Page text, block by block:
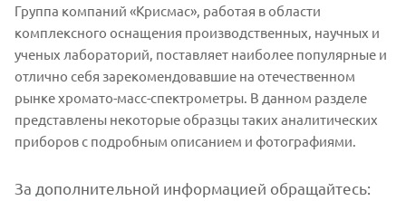
Группа компаний «Крисмас», работая в области
комплексного оснащения производственных, научных и
ученых лабораторий, поставляет наиболее популярные и
отлично себя зарекомендовавшие на отечественном
рынке хромато-масс-спектрометры. В данном разделе
представлены некоторые образцы таких аналитических
приборов с подробным описанием и фотографиями.
За дополнительной информацией обращайтесь: